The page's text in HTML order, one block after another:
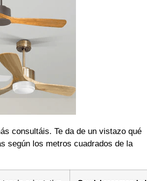
consultáis. Te da de un vistazo qué
según los metros cuadrados de la